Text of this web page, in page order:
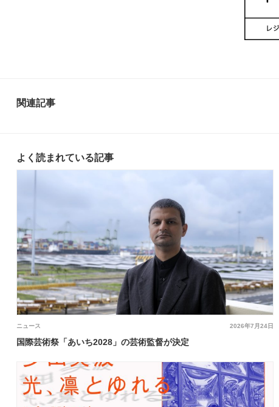
関連記事
よく読まれている記事
2026年7月24日
ニュース
国際芸術祭「あいち2028」の芸術監督が決定